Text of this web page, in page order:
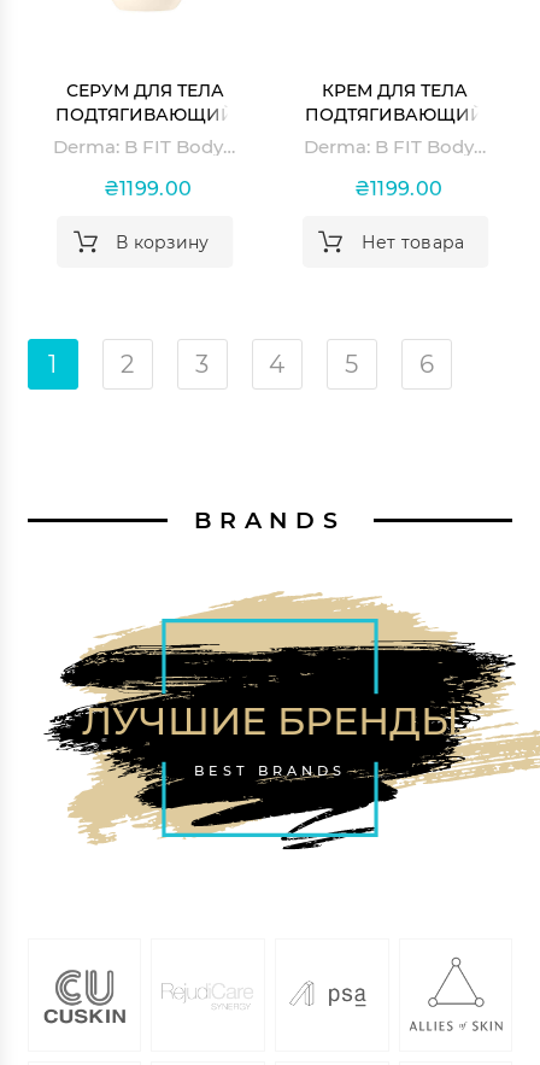
СЕРУМ ДЛЯ ТЕЛА
ПОДТЯГИВАЮЩИЙ
DERMA: B FIT BODYDerma: B FIT Body Serum
₴1199.00
В корзину
КРЕМ ДЛЯ ТЕЛА
ПОДТЯГИВАЮЩИЙ
DERMA: B FIT BODYDerma: B FIT Body Cream
₴1199.00
Нет товара
1 2 3 4 5 6
BRANDS
ЛУЧШИЕ БРЕНДЫ
BEST BRANDS